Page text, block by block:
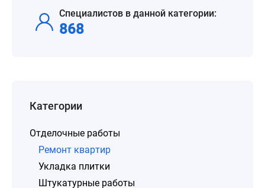
Специалистов в данной категории:
868
Категории
Отделочные работы
Ремонт квартир
Укладка плитки
Штукатурные работы